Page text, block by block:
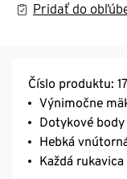
Pridať do
Číslo produktu:
Výnimočne
Dotykové
Hebká
Každá